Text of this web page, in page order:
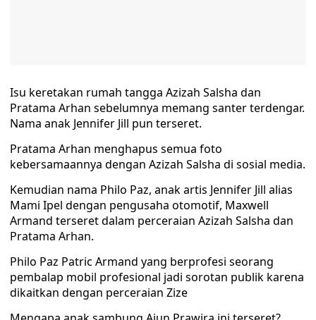
Isu keretakan rumah tangga Azizah Salsha dan
Pratama Arhan sebelumnya memang santer terdengar.
Nama anak Jennifer Jill pun terseret.
Pratama Arhan menghapus semua foto
kebersamaannya dengan Azizah Salsha di sosial media.
Kemudian nama Philo Paz, anak artis Jennifer Jill alias
Mami Ipel dengan pengusaha otomotif, Maxwell
Armand terseret dalam perceraian Azizah Salsha dan
Pratama Arhan.
Philo Paz Patric Armand yang berprofesi seorang
pembalap mobil profesional jadi sorotan publik karena
dikaitkan dengan perceraian Zize